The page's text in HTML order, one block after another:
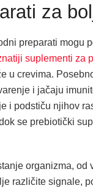
za
preparati mogu
suplementi za
u crevima.
i jačaju
i podstiču njihov
se prebiotički
organizma, od
različite signale,